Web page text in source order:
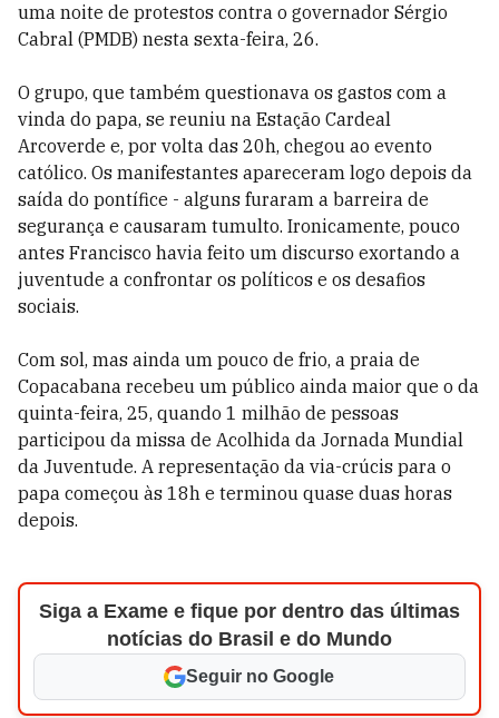
uma noite de protestos contra o governador Sérgio
Cabral (PMDB) nesta sexta-feira, 26.
O grupo, que também questionava os gastos com a
vinda do papa, se reuniu na Estação Cardeal
Arcoverde e, por volta das 20h, chegou ao evento
católico. Os manifestantes apareceram logo depois da
saída do pontífice - alguns furaram a barreira de
segurança e causaram tumulto. Ironicamente, pouco
antes Francisco havia feito um discurso exortando a
juventude a confrontar os políticos e os desafios
sociais.
Com sol, mas ainda um pouco de frio, a praia de
Copacabana recebeu um público ainda maior que o da
quinta-feira, 25, quando 1 milhão de pessoas
participou da missa de Acolhida da Jornada Mundial
da Juventude. A representação da via-crúcis para o
papa começou às 18h e terminou quase duas horas
depois.
Siga a Exame e fique por dentro das últimas
notícias do Brasil e do Mundo
Seguir no Google